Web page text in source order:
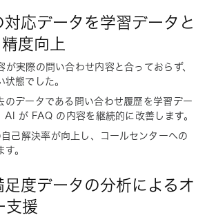
応データを学習データと
度向上
が実際の問い合わせ内容と合っておらず、
状態でした。
のデータである問い合わせ履歴を学習デー
AI が FAQ の内容を継続的に改善します。
己解決率が向上し、コールセンターへの
。
度データの分析によるオ
支援